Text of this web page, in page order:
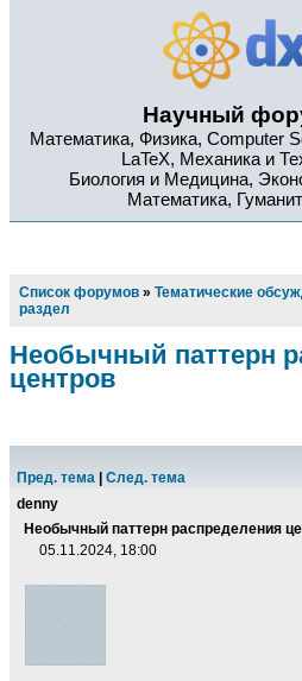
Научный
Математика, Физика, Computer
LaTeX, Механика и
Биология и Медицина,
Математика,
Список форумов » Тематические
раздел
Необычный паттерн
центров
Пред. тема
След. тема
denny
Необычный паттерн распределения
05.11.2024, 18:00